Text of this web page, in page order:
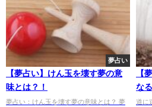
夢占い
【夢占い】けん玉を壊す夢の意
味とは？！
夢占い：けん玉を壊す夢の意味とは？ 夢
【
な
道に